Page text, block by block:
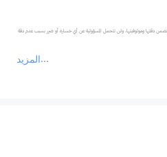
المزيد
دقتها وموثوقيتها، ولن تتحمل المسؤولية عن أي خسارة أو ضرر بسبب عدم دقة
مشورة استثمارية، ولا تقدم أي التزامات أو ضمانات.